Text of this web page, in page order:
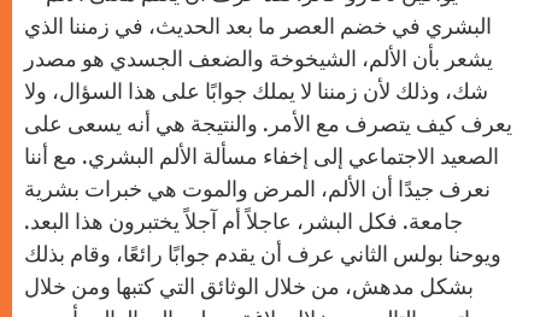
البشري في خضم العصر ما بعد الحديث، في زمننا الذي
يشعر بأن الألم، الشيخوخة والضعف الجسدي هو مصدر
شك، وذلك لأن زمننا لا يملك جوابًا على هذا السؤال، ولا
يعرف كيف يتصرف مع الأمر. والنتيجة هي أنه يسعى على
الصعيد الاجتماعي إلى إخفاء مسألة الألم البشري. مع أننا
نعرف جيدًا أن الألم، المرض والموت هي خبرات بشرية
جامعة. فكل البشر، عاجلاً أم آجلاً يختبرون هذا البعد.
ويوحنا بولس الثاني عرف أن يقدم جوابًا رائعًا، وقام بذلك
بشكل مدهش، من خلال الوثائق التي كتبها ومن خلال